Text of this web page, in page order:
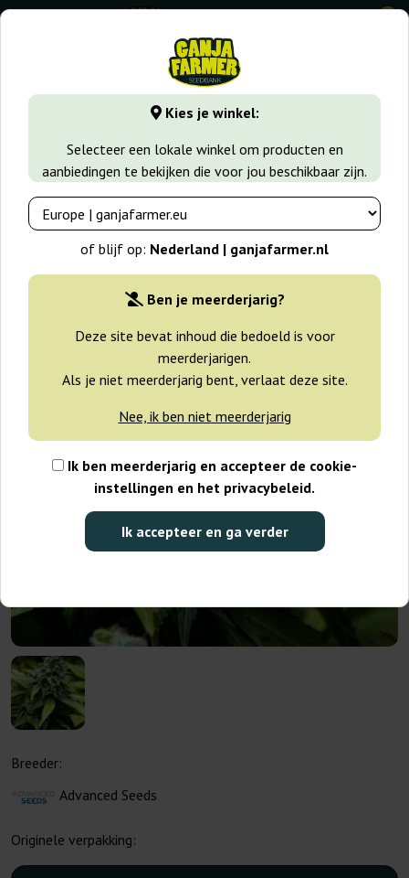
⭐ -40% Snelgroeiende soorten ⭐
⏰ 2 dagen 05:40:51
Kies je winkel:
Selecteer een lokale winkel om producten en
aanbiedingen te bekijken die voor jou beschikbaar zijn.
of blijf op: Nederland | ganjafarmer.nl
Ben je meerderjarig?
Deze site bevat inhoud die bedoeld is voor
meerderjarigen.
Als je niet meerderjarig bent, verlaat deze site.
Nee, ik ben niet meerderjarig
Ik ben meerderjarig en accepteer de cookie-
instellingen en het privacybeleid.
Ik accepteer en ga verder
0
GanjaFarmer.nl Wiet soorten White Widow Early
Early Widow Advanced Seeds
Breeder:
Advanced Seeds
Originele verpakking: